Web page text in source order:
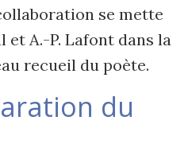
se mette
et A.-P. Lafont dans la
recueil du poète.
du